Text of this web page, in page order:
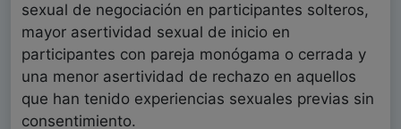
sexual de negociación en participantes solteros,
mayor asertividad sexual de inicio en
participantes con pareja monógama o cerrada y
una menor asertividad de rechazo en aquellos
que han tenido experiencias sexuales previas sin
consentimiento.